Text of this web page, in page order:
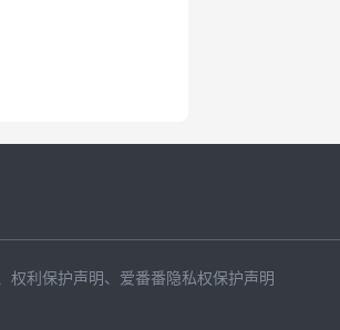
权利保护声明 、 爱番番隐私权保护声明